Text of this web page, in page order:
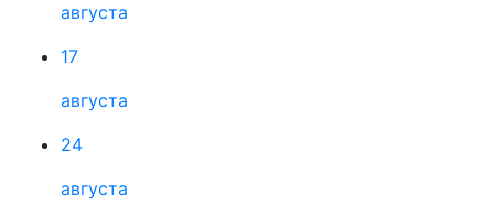
августа
17
августа
24
августа